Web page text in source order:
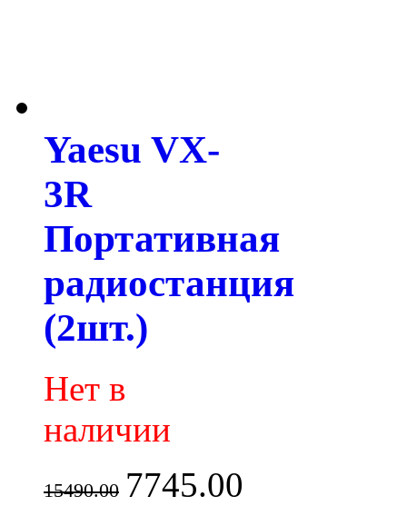
Yaesu VX-
3R
Портативная
радиостанция
(2шт.)
Нет в
наличии
15490.00 7745.00